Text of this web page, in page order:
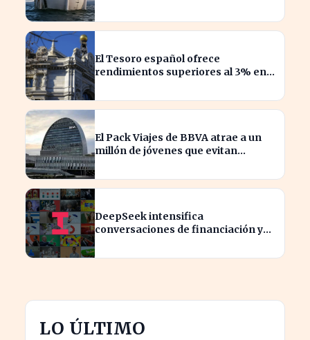
El Tesoro español ofrece
rendimientos superiores al 3% en
El Pack Viajes de BBVA atrae a un
millón de jóvenes que evitan
DeepSeek intensifica
conversaciones de financiación y
modelos
LO ÚLTIMO